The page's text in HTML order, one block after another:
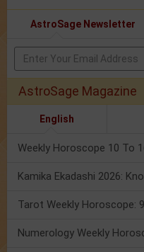
AstroSage Newsletter
AstroSage Magazine
English
Tarot Weekly Horoscope: